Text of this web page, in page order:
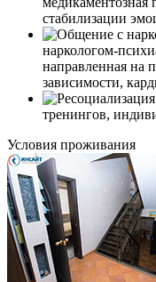
стабилизации
наркологом-
направленная на
зависимости,
тренингов,
Условия проживания